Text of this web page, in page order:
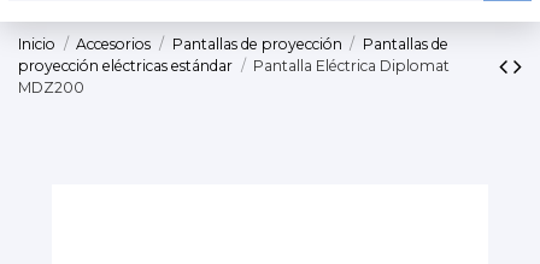
Inicio Accesorios Pantallas de proyección
Pantallas de
proyección eléctricas estándar
Pantalla Eléctrica Diplomat
MDZ200